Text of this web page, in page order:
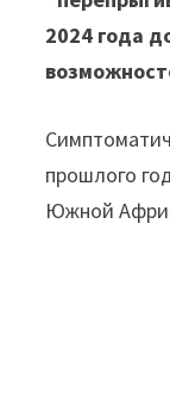
2024 года
прошлого
Южной